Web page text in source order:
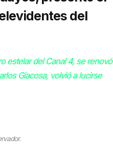
del
estelar del Canal 4, se renovó
Giacosa, volvió a lucirse